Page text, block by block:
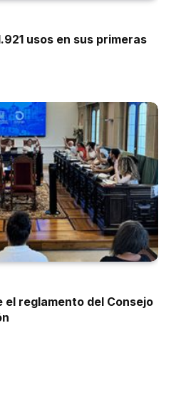
usos en sus primeras
reglamento del Consejo